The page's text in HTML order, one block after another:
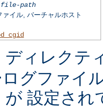
file-path
イル, バーチャルホスト
ディレクテ
ログファイ
が 設定され